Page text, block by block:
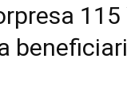
115